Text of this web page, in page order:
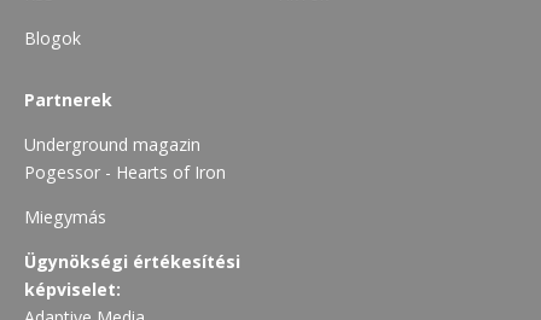
Blogok
Partnerek
Underground magazin
Pogessor - Hearts of Iron
Miegymás
Ügynökségi értékesítési
képviselet: